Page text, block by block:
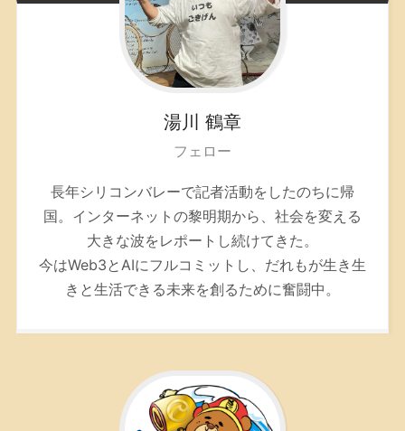
湯川 鶴章
フェロー
長年シリコンバレーで記者活動をしたのちに帰
国。インターネットの黎明期から、社会を変える
大きな波をレポートし続けてきた。
今はWeb3とAIにフルコミットし、だれもが生き生
きと生活できる未来を創るために奮闘中。